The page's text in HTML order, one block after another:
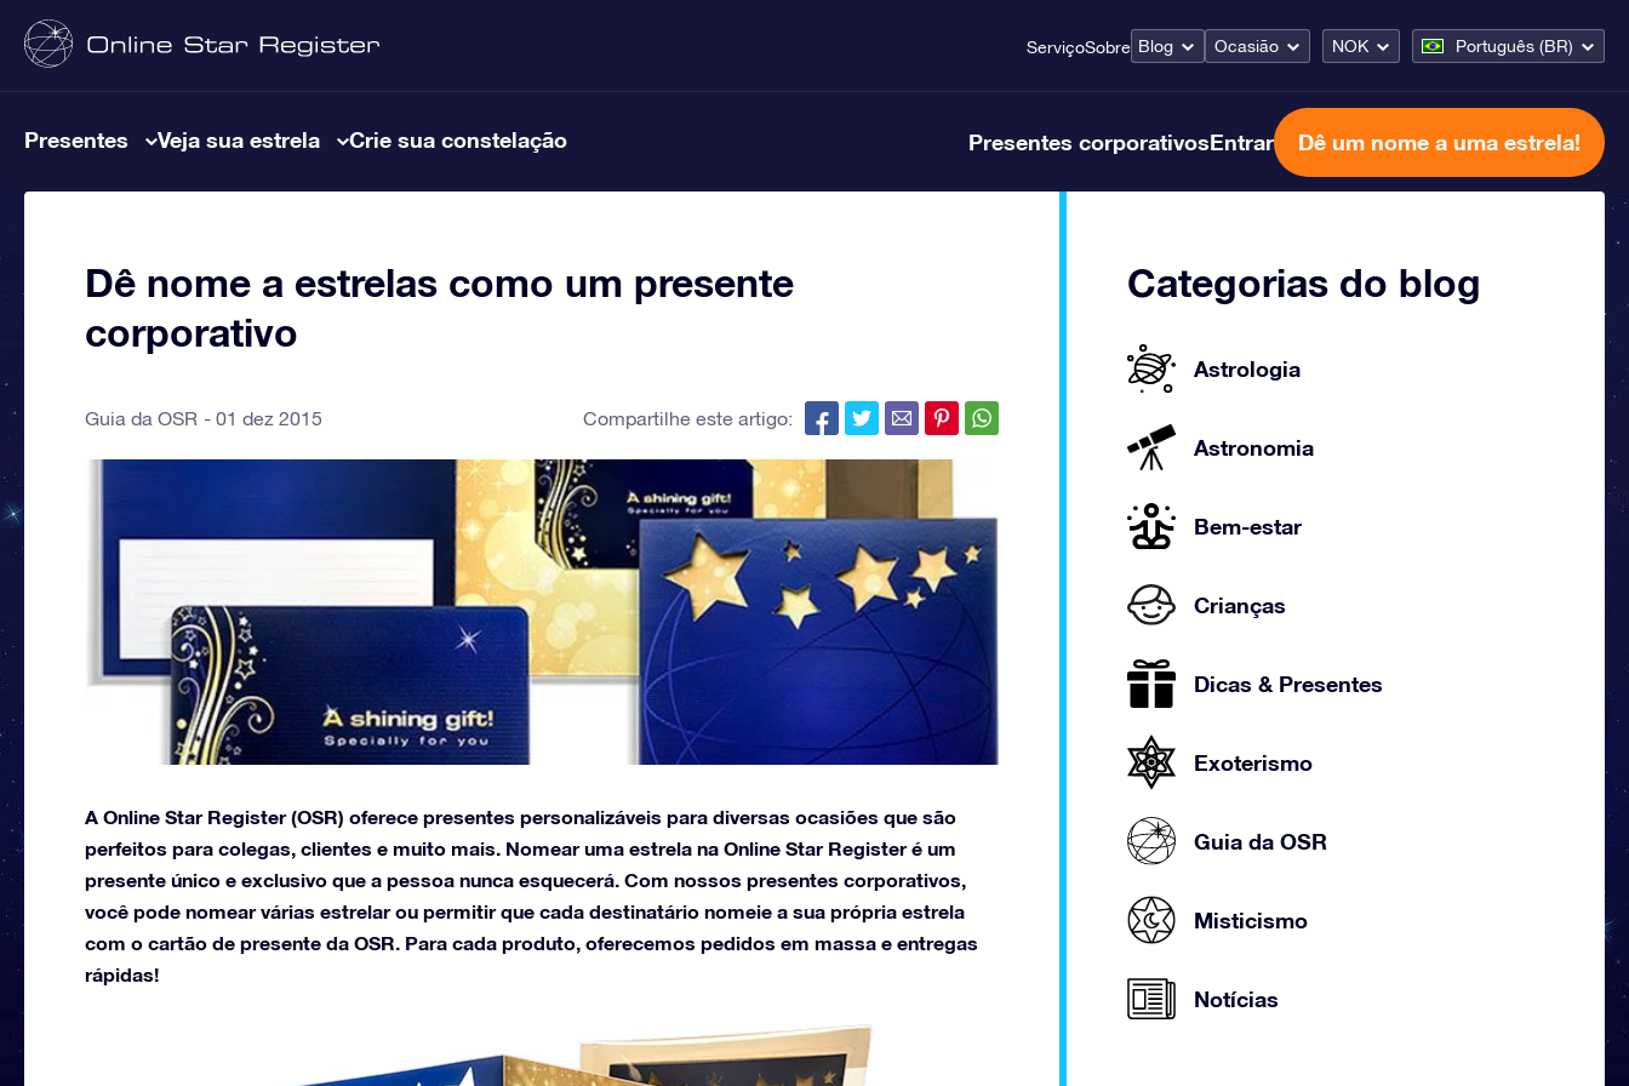
ServiçoSobre Blog Ocasião NOK Português (BR)
Presentes Veja sua estrela Crie sua constelação Presentes corporativosEntrar Dê um nome a uma estrela!
Dê nome a estrelas como um presente
corporativo
Guia da OSR 01 dez 2015 Compartilhe este artigo:
A Online Star Register (OSR) oferece presentes personalizáveis para diversas ocasiões que são
perfeitos para colegas, clientes e muito mais. Nomear uma estrela na Online Star Register é um
presente único e exclusivo que a pessoa nunca esquecerá. Com nossos presentes corporativos,
você pode nomear várias estrelar ou permitir que cada destinatário nomeie a sua própria estrela
com o cartão de presente da OSR. Para cada produto, oferecemos pedidos em massa e entregas
rápidas!
Categorias do blog
Astrologia
Astronomia
Bem-estar
Crianças
Dicas & Presentes
Exoterismo
Guia da OSR
Misticismo
Notícias